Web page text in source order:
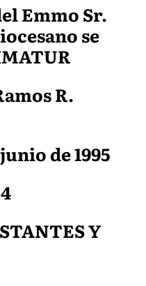
Emmo Sr.
se
R.
de 1995
Y